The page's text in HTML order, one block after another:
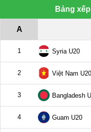
Bảng
A
1 Syria U20
2 Việt Nam U20
3 Bangladesh
4 Guam U20